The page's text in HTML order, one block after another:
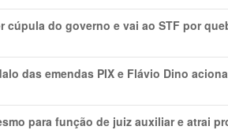
cúpula do governo e vai ao STF por
das emendas PIX e Flávio Dino aciona
para função de juiz auxiliar e atrai